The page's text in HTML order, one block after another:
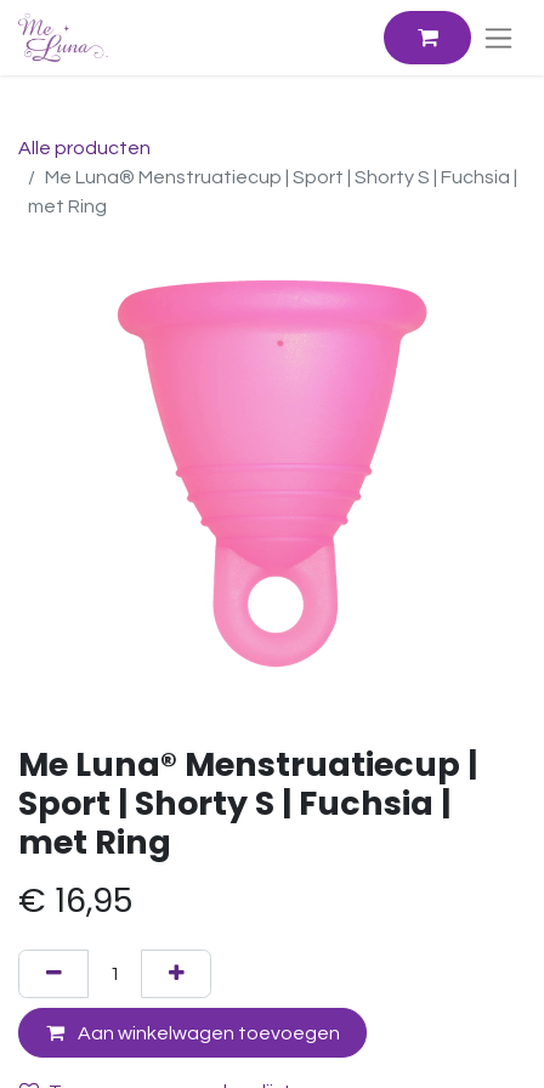
Alle producten
Me Luna® Menstruatiecup | Sport | Shorty S | Fuchsia |
met Ring
Me Luna® Menstruatiecup |
Sport | Shorty S | Fuchsia |
met Ring
€ 16,95
Aan winkelwagen toevoegen